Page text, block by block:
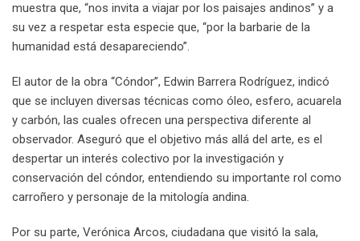
muestra que, “nos invita a viajar por los paisajes andinos” y a
su vez a respetar esta especie que, “por la barbarie de la
humanidad está desapareciendo”.
El autor de la obra “Cóndor”, Edwin Barrera Rodríguez, indicó
que se incluyen diversas técnicas como óleo, esfero, acuarela
y carbón, las cuales ofrecen una perspectiva diferente al
observador. Aseguró que el objetivo más allá del arte, es el
despertar un interés colectivo por la investigación y
conservación del cóndor, entendiendo su importante rol como
carroñero y personaje de la mitología andina.
Por su parte, Verónica Arcos, ciudadana que visitó la sala,